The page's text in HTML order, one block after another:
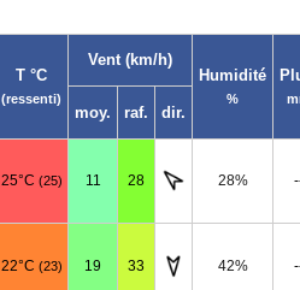
T °C
(ressenti)
Vent (km/h)
Humidité
%
moy. raf. dir.
25°C (25) 11 28 28%
22°C (23) 19 33 42%